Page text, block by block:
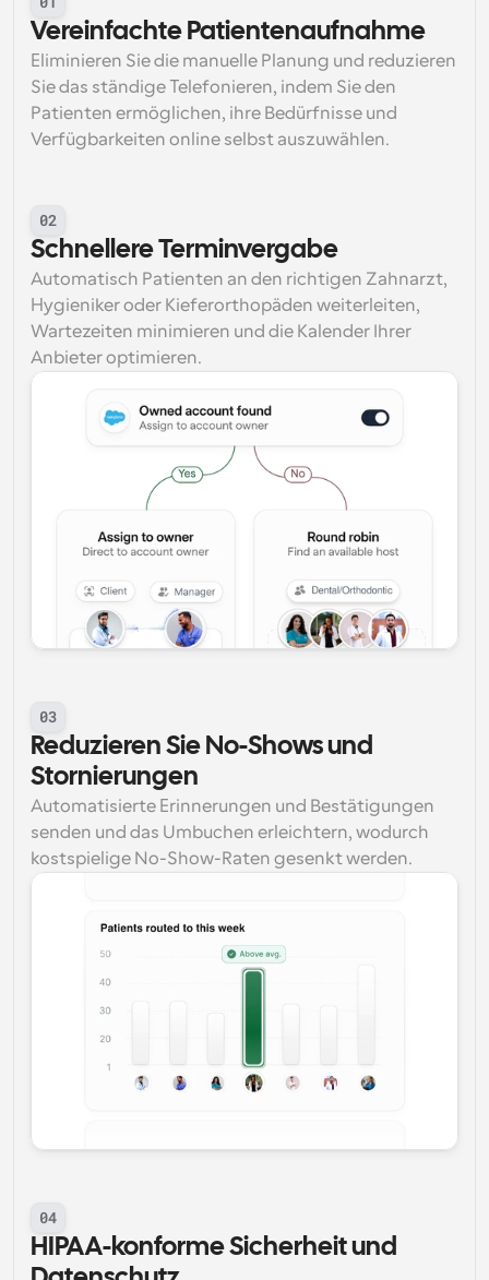
Vereinfachte Patientenaufnahme
Eliminieren Sie die manuelle Planung und reduzieren
Sie das ständige Telefonieren, indem Sie den
Patienten ermöglichen, ihre Bedürfnisse und
Verfügbarkeiten online selbst auszuwählen.
02
Schnellere Terminvergabe
Automatisch Patienten an den richtigen Zahnarzt,
Hygieniker oder Kieferorthopäden weiterleiten,
Wartezeiten minimieren und die Kalender Ihrer
Anbieter optimieren.
03
Reduzieren Sie No-Shows und
Stornierungen
Automatisierte Erinnerungen und Bestätigungen
senden und das Umbuchen erleichtern, wodurch
kostspielige No-Show-Raten gesenkt werden.
04
HIPAA-konforme Sicherheit und